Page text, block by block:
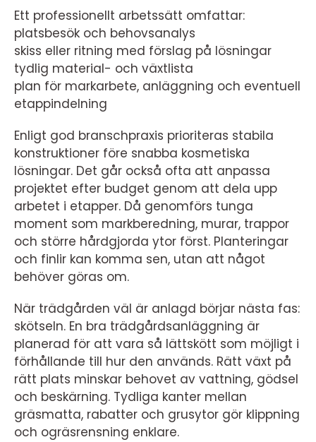
Ett professionellt arbetssätt omfattar:
platsbesök och behovsanalys
skiss eller ritning med förslag på lösningar
tydlig material- och växtlista
plan för markarbete, anläggning och eventuell
etappindelning
Enligt god branschpraxis prioriteras stabila
konstruktioner före snabba kosmetiska
lösningar. Det går också ofta att anpassa
projektet efter budget genom att dela upp
arbetet i etapper. Då genomförs tunga
moment som markberedning, murar, trappor
och större hårdgjorda ytor först. Planteringar
och finlir kan komma sen, utan att något
behöver göras om.
När trädgården väl är anlagd börjar nästa fas:
skötseln. En bra trädgårdsanläggning är
planerad för att vara så lättskött som möjligt i
förhållande till hur den används. Rätt växt på
rätt plats minskar behovet av vattning, gödsel
och beskärning. Tydliga kanter mellan
gräsmatta, rabatter och grusytor gör klippning
och ogräsrensning enklare.